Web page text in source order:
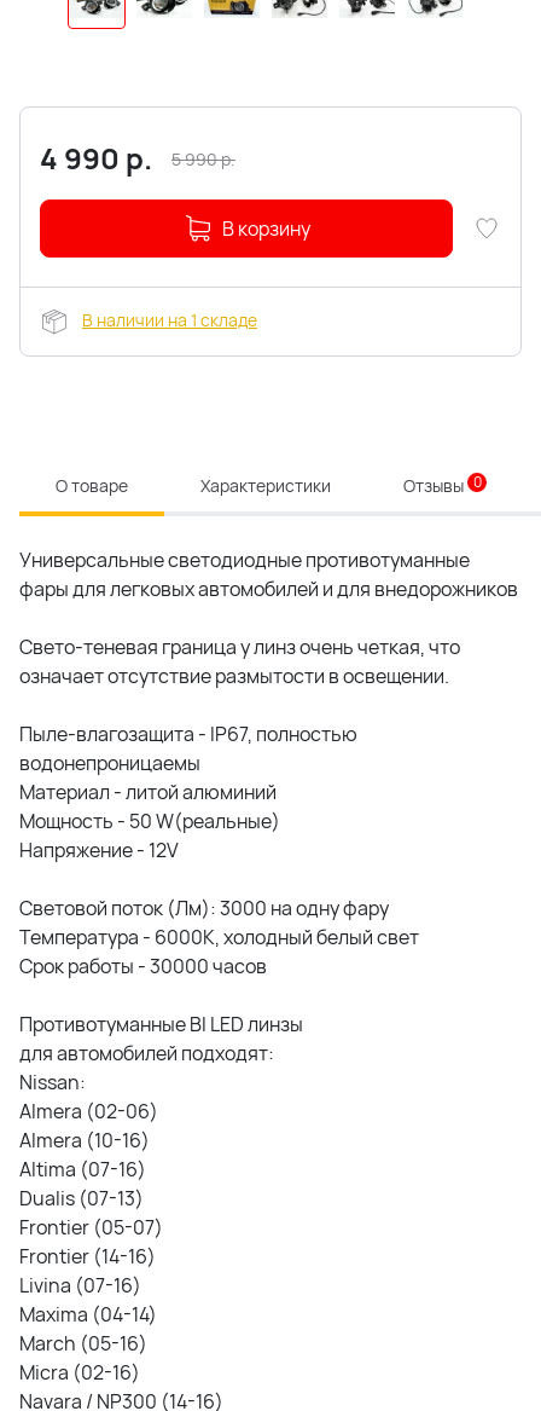
4 990 р. 5 990р.
В корзину
В наличии на 1 складе
О товаре Характеристики Отзывы 0
Универсальные светодиодные противотуманные
фары для легковых автомобилей и для внедорожников
Свето-теневая граница у линз очень четкая, что
означает отсутствие размытости в освещении.
Пыле-влагозащита - IP67, полностью
водонепроницаемы
Материал - литой алюминий
Мощность - 50 W(реальные)
Напряжение - 12V
Световой поток (Лм): 3000 на одну фару
Температура - 6000К, холодный белый свет
Срок работы - 30000 часов
Противотуманные BI LED линзы
для автомобилей подходят:
Nissan:
Almera (02-06)
Almera (10-16)
Altima (07-16)
Dualis (07-13)
Frontier (05-07)
Frontier (14-16)
Livina (07-16)
Maxima (04-14)
March (05-16)
Micra (02-16)
Navara / NP300 (14-16)